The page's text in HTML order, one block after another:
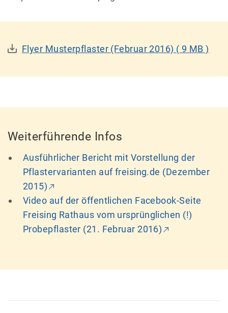
Flyer Musterpflaster (Februar 2016) ( 9 MB )
Weiterführende Infos
Ausführlicher Bericht mit Vorstellung der
Pflastervarianten auf freising.de (Dezember
2015)
Video auf der öffentlichen Facebook-Seite
Freising Rathaus vom ursprünglichen (!)
Probepflaster (21. Februar 2016)